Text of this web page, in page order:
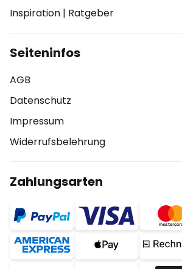
Inspiration | Ratgeber
Seiteninfos
AGB
Datenschutz
Impressum
Widerrufsbelehrung
Zahlungsarten